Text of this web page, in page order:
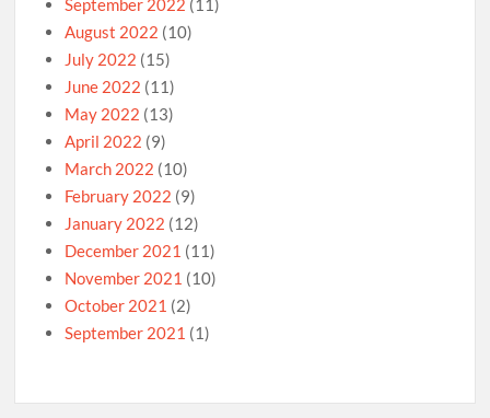
September 2022 (11)
August 2022 (10)
July 2022 (15)
June 2022 (11)
May 2022 (13)
April 2022 (9)
March 2022 (10)
February 2022 (9)
January 2022 (12)
December 2021 (11)
November 2021 (10)
October 2021 (2)
September 2021 (1)